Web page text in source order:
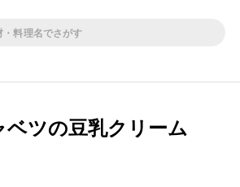
ツの豆乳クリーム